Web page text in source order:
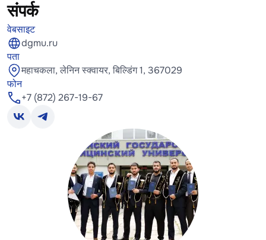
संपर्क
वेबसाइट
dgmu.ru
पता
महाचकला, लेनिन स्क्वायर, बिल्डिंग 1, 367029
फोन
+7 (872) 267-19-67